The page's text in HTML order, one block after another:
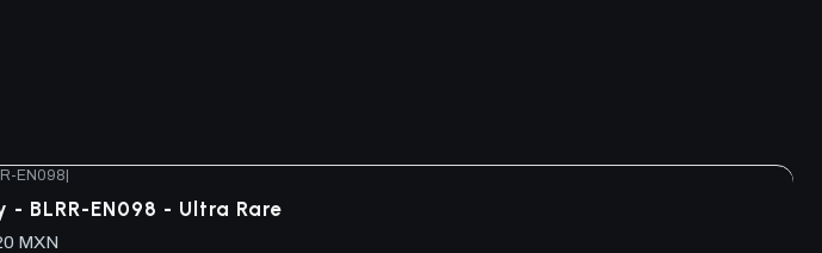
EN098
BLRR-EN098 - Ultra Rare
MXN